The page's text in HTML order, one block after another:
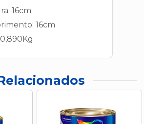
16cm
16cm